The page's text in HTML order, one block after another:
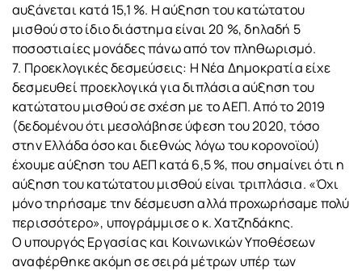
αυξάνεται κατά 15,1 %. Η αύξηση του κατώτατου
μισθού στο ίδιο διάστημα είναι 20 %, δηλαδή 5
ποσοστιαίες μονάδες πάνω από τον πληθωρισμό.
7. Προεκλογικές δεσμεύσεις: Η Νέα Δημοκρατία είχε
δεσμευθεί προεκλογικά για διπλάσια αύξηση του
κατώτατου μισθού σε σχέση με το ΑΕΠ. Από το 2019
(δεδομένου ότι μεσολάβησε ύφεση του 2020, τόσο
στην Ελλάδα όσο και διεθνώς λόγω του κορονοϊού)
έχουμε αύξηση του ΑΕΠ κατά 6,5 %, που σημαίνει ότι η
αύξηση του κατώτατου μισθού είναι τριπλάσια. «Όχι
μόνο τηρήσαμε την δέσμευση αλλά προχωρήσαμε πολύ
περισσότερο», υπογράμμισε ο κ. Χατζηδάκης.
Ο υπουργός Εργασίας και Κοινωνικών Υποθέσεων
αναφέρθηκε ακόμη σε σειρά μέτρων υπέρ των